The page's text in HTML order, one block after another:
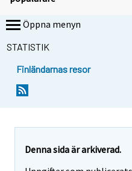
Öppna menyn
STATISTIK
Finländarnas resor
Denna sida är arkiverad.